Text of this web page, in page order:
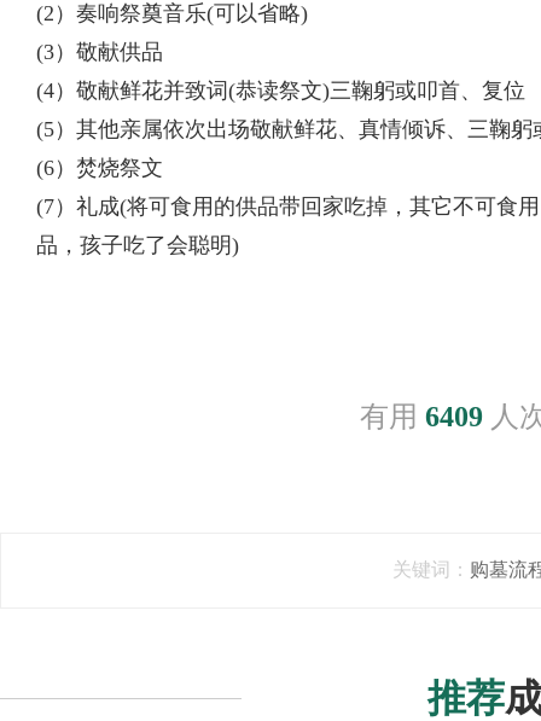
(2）奏响祭奠音乐(可以省略)
(3）敬献供品
(4）敬献鲜花并致词(恭读祭文)三鞠躬或叩首、复位
(5）其他亲属依次出场敬献鲜花、真情倾诉、三鞠躬
(6）焚烧祭文
(7）礼成(将可食用的供品带回家吃掉，其它不可食
品，孩子吃了会聪明)
有用 6409
关键词： 购墓流
推荐